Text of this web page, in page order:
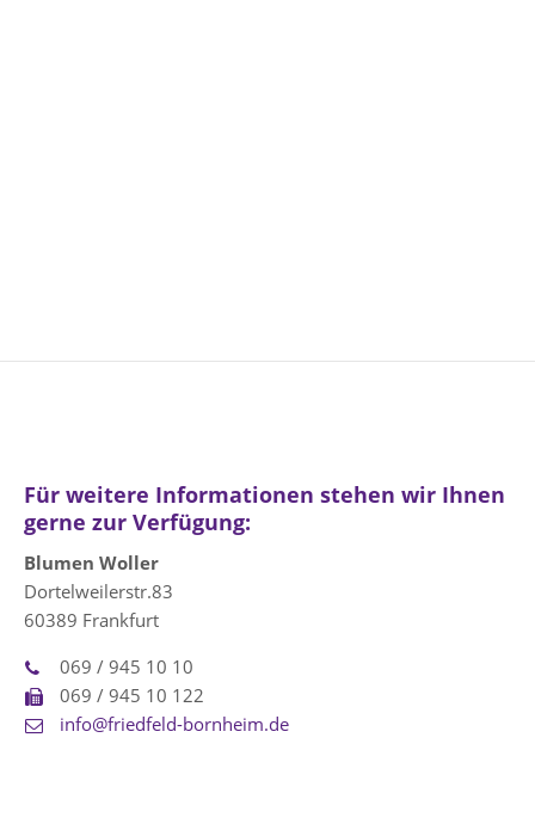
Für weitere Informationen stehen wir Ihnen
gerne zur Verfügung:
Blumen Woller
Dortelweilerstr.83
60389 Frankfurt
069 / 945 10 10
069 / 945 10 122
info@friedfeld-bornheim.de